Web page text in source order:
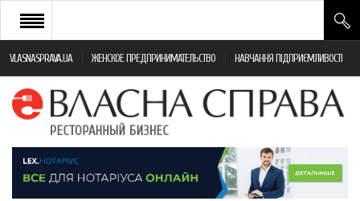
VLASNASPRAVA.UA ЖЕНСКОЕ ПРЕДПРИНИМАТЕЛЬСТВО НАВЧАННЯ ПІДПРИЄМЛИВОСТІ
НОВИНИ РЕСТОРАННОГО БІЗНЕСУ
ЯК ВІДКРИТИ ТА УСПІШНО КЕРУВАТИ
МОНІТОРИНГ ЗАКОНОДАВСТВА